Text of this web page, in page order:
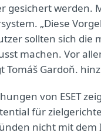
gesichert werden.
„Diese
sollten sich die
machen. Vor
Tomáš Gardoň.
von ESET
für
nicht mit